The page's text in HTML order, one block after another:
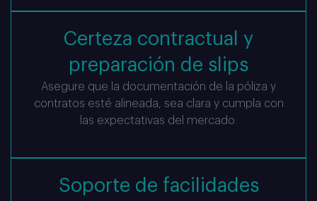
Certeza contractual y
preparación de slips
Asegure que la documentación de la póliza y
contratos esté alineada, sea clara y cumpla con
las expectativas del mercado.
Soporte de facilidades